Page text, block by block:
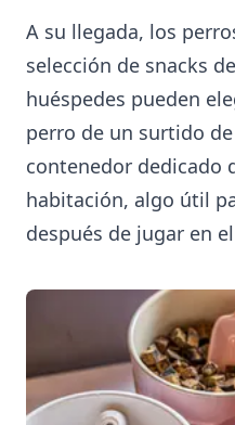
A su llegada, los
selección de snacks
huéspedes pueden
perro de un surtido
contenedor dedicado
habitación, algo útil
después de jugar en